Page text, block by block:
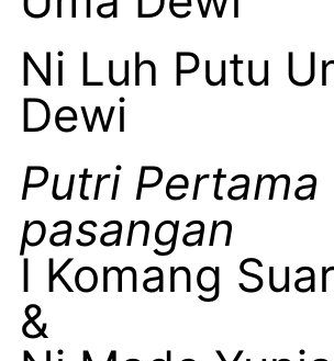
Ni Luh Putu
Dewi
Putri Pertama
pasangan
I Komang
&